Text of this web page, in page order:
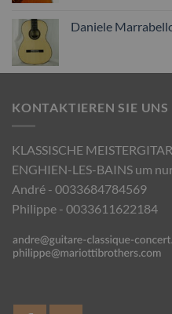
Daniele
KONTAKTIEREN SIE UNS
KLASSISCHE
ENGHIEN-LES-BAINS um
André - 0033684784569
Philippe - 0033611622184